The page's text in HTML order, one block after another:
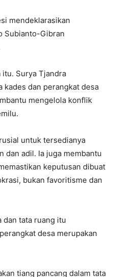
mendeklarasikan
Subianto-Gibran
itu. Surya Tjandra
kades dan perangkat desa
mengelola konflik
untuk tersedianya
dan adil. Ia juga membantu
keputusan dibuat
bukan favoritisme dan
dan tata ruang itu
desa merupakan
tiang pancang dalam tata